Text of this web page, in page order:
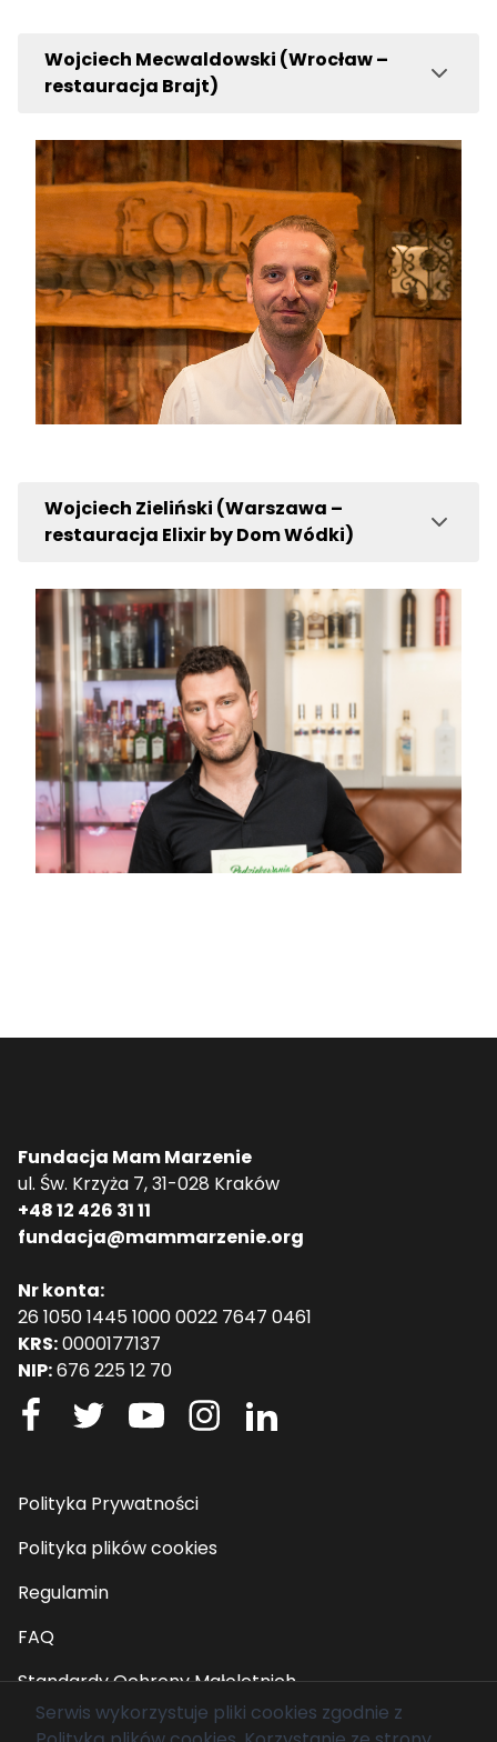
Wojciech Mecwaldowski (Wrocław –
restauracja Brajt)
Wojciech Zieliński (Warszawa –
restauracja Elixir by Dom Wódki)
Fundacja Mam Marzenie
ul. Św. Krzyża 7, 31-028 Kraków
+48 12 426 31 11
fundacja@mammarzenie.org
Nr konta:
26 1050 1445 1000 0022 7647 0461
KRS:0000177137
NIP:676 225 12 70
Polityka Prywatności
Polityka plików cookies
Regulamin
FAQ
Standardy Ochrony Małoletnich
Serwis wykorzystuje pliki cookies zgodnie z